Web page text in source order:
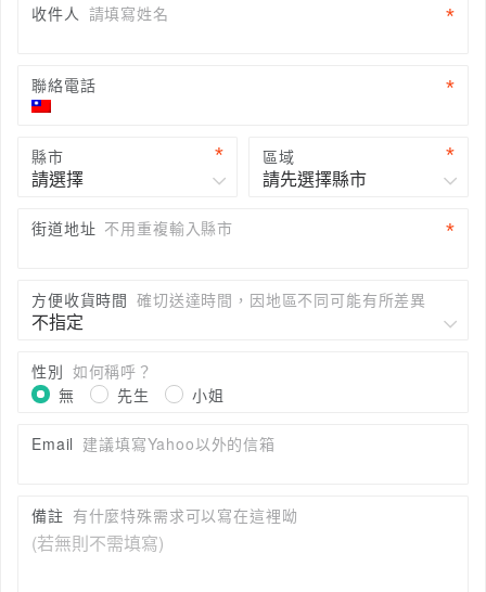
收件人 請填寫姓名
聯絡電話
縣市 區域
街道地址 不用重複輸入縣市
方便收貨時間 確切送達時間，因地區不同可能有所差異
性別 如何稱呼？
無
先生 小姐
Email 建議填寫Yahoo以外的信箱
備註 有什麼特殊需求可以寫在這裡呦